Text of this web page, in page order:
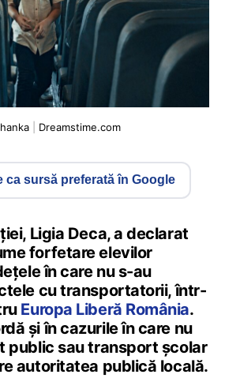
Dreamstime.com
ca sursă preferată în Google
Ligia Deca, a declarat
forfetare elevilor
în care nu s-au
cu transportatorii, într-
Europa Liberă România.
și în cazurile în care nu
public sau transport școlar
autoritatea publică locală.